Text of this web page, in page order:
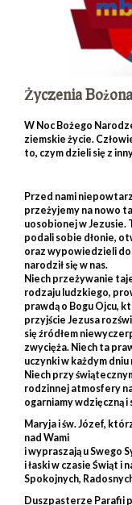
Życzenia
W Noc Bożego
ziemskie życie.
to, czym dzieli się z
Przed nami
przeżyjemy na nowo
uosobionej w Jezusie.
podali sobie dłonie,
oraz wypowiedzieli
narodził się w nas.
Niech przeżywanie
rodzaju ludzkiego,
prawdą o Bogu Ojcu,
przyjście Jezusa
się źródłem
zwycięża. Niech ta
uczynki w każdym
Niech przy
rodzinnej atmosfery
ogarniamy wdzięczną
Maryja i św. Józef,
nad Wami
i wypraszają u Swego
i łaski w czasie Świąt i
Spokojnych,
Duszpasterze Parafii